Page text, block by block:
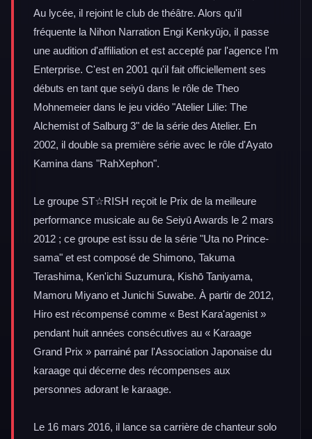
Au lycée, il rejoint le club de théâtre. Alors qu'il
fréquente la Nihon Narration Engi Kenkyūjo, il passe
une audition d'affiliation et est accepté par l'agence I'm
Enterprise. C'est en 2001 qu'il fait officiellement ses
débuts en tant que seiyū dans le rôle de Theo
Mohnemeier dans le jeu vidéo "Atelier Lilie: The
Alchemist of Salburg 3" de la série des Atelier. En
2002, il double sa première série avec le rôle d'Ayato
Kamina dans "RahXephon".
Le groupe ST☆RISH reçoit le Prix de la meilleure
performance musicale au 6e Seiyū Awards le 2 mars
2012 ; ce groupe est issu de la série "Uta no Prince-
sama" et est composé de Shimono, Takuma
Terashima, Ken'ichi Suzumura, Kishō Taniyama,
Mamoru Miyano et Junichi Suwabe. À partir de 2012,
Hiro est récompensé comme « Best Kara'agenist »
pendant huit années consécutives au « Karaage
Grand Prix » parrainé par l'Association Japonaise du
karaage qui décerne des récompenses aux
personnes adorant le karaage.
Le 16 mars 2016, il lance sa carrière de chanteur solo